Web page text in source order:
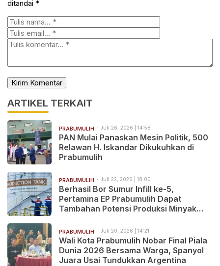
ditandai *
ARTIKEL TERKAIT
PRABUMULIH Juli 26, 2026 | 14:58
PAN Mulai Panaskan Mesin Politik, 500
Relawan H. Iskandar Dikukuhkan di
Prabumulih
PRABUMULIH Juli 22, 2026 | 18:00
Berhasil Bor Sumur Infill ke-5,
Pertamina EP Prabumulih Dapat
Tambahan Potensi Produksi Minyak
PRABUMULIH Juli 20, 2026 | 14:21
Wali Kota Prabumulih Nobar Final Piala
Dunia 2026 Bersama Warga, Spanyol
Juara Usai Tundukkan Argentina